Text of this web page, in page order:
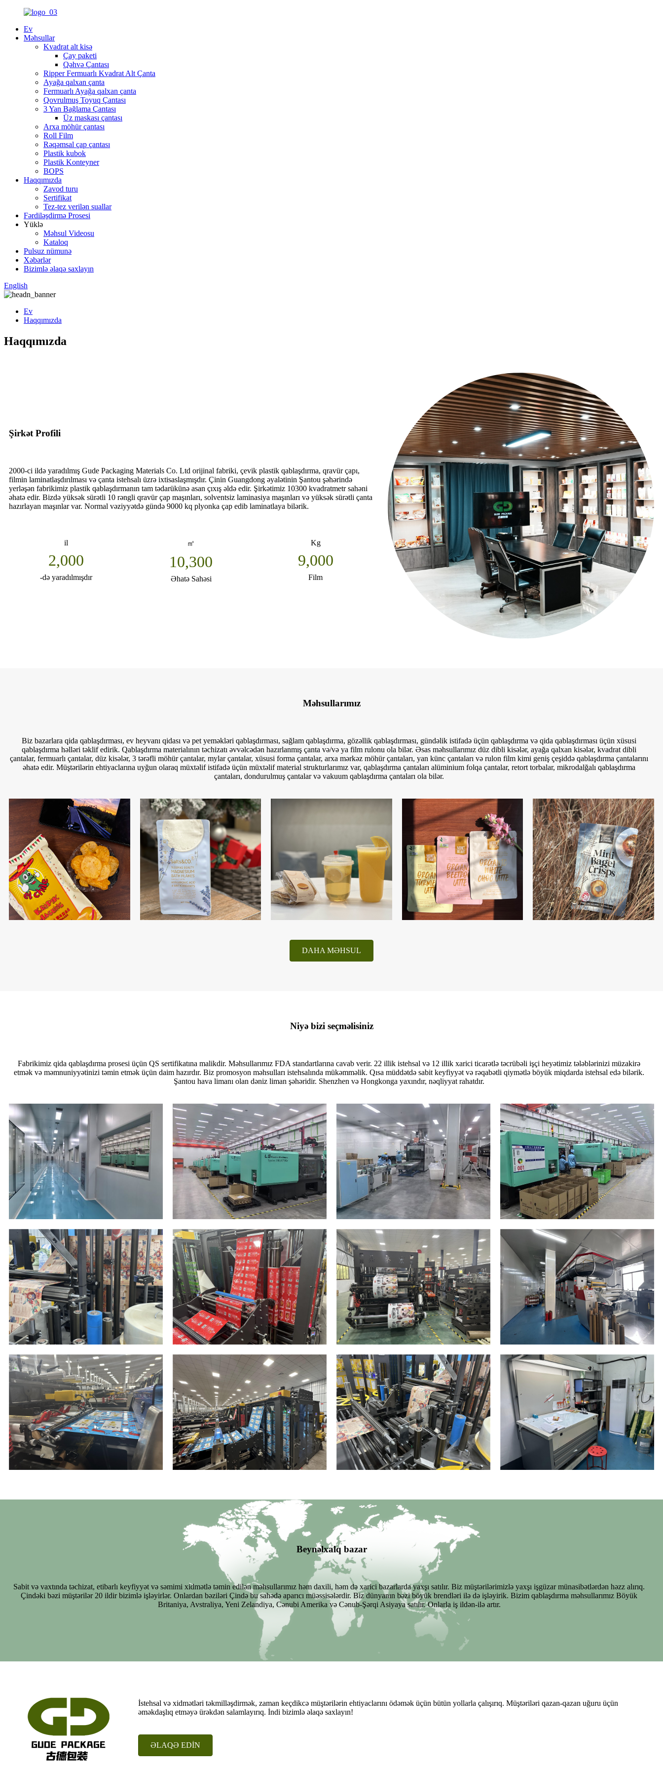
Ev
Məhsullar
Kvadrat alt kisə
Çay paketi
Qəhvə Çantası
Ripper Fermuarlı Kvadrat Alt Çanta
Ayağa qalxan çanta
Fermuarlı Ayağa qalxan çanta
Qovrulmuş Toyuq Çantası
3 Yan Bağlama Çantası
Üz maskası çantası
Arxa möhür çantası
Roll Film
Rəqəmsal çap çantası
Plastik kubok
Plastik Konteyner
BOPS
Haqqımızda
Zavod turu
Sertifikat
Tez-tez verilən suallar
Fərdiləşdirmə Prosesi
Yüklə
Məhsul Videosu
Kataloq
Pulsuz nümunə
Xəbərlər
Bizimlə əlaqə saxlayın
English
Ev
Haqqımızda
Haqqımızda
Şirkət Profili
2000-ci ildə yaradılmış Gude Packaging Materials Co. Ltd orijinal fabriki, çevik plastik qablaşdırma, qravür çapı,
filmin laminatlaşdırılması və çanta istehsalı üzrə ixtisaslaşmışdır. Çinin Guangdong əyalətinin Şantou şəhərində
yerləşən fabrikimiz plastik qablaşdırmanın tam tədarükünə asan çıxış əldə edir. Şirkətimiz 10300 kvadratmetr sahəni
əhatə edir. Bizdə yüksək sürətli 10 rəngli qravür çap maşınları, solventsiz laminasiya maşınları və yüksək sürətli çanta
hazırlayan maşınlar var. Normal vəziyyətdə gündə 9000 kq plyonka çap edib laminatlaya bilərik.
il
2,000
-də yaradılmışdır
㎡
10,300
Əhatə Sahəsi
Kg
9,000
Film
Məhsullarımız
Biz bazarlara qida qablaşdırması, ev heyvanı qidası və pet yeməkləri qablaşdırması, sağlam qablaşdırma, gözəllik qablaşdırması, gündəlik istifadə üçün qablaşdırma və qida qablaşdırması üçün xüsusi
qablaşdırma həlləri təklif edirik. Qablaşdırma materialının təchizatı əvvəlcədən hazırlanmış çanta və/və ya film rulonu ola bilər. Əsas məhsullarımız düz dibli kisələr, ayağa qalxan kisələr, kvadrat dibli
çantalar, fermuarlı çantalar, düz kisələr, 3 tərəfli möhür çantalar, mylar çantalar, xüsusi forma çantalar, arxa mərkəz möhür çantaları, yan künc çantaları və rulon film kimi geniş çeşiddə qablaşdırma çantalarını
əhatə edir. Müştərilərin ehtiyaclarına uyğun olaraq müxtəlif istifadə üçün müxtəlif material strukturlarımız var, qablaşdırma çantaları alüminium folqa çantalar, retort torbalar, mikrodalğalı qablaşdırma
çantaları, dondurulmuş çantalar və vakuum qablaşdırma çantaları ola bilər.
DAHA MƏHSUL
Niyə bizi seçməlisiniz
Fabrikimiz qida qablaşdırma prosesi üçün QS sertifikatına malikdir. Məhsullarımız FDA standartlarına cavab verir. 22 illik istehsal və 12 illik xarici ticarətlə təcrübəli işçi heyətimiz tələblərinizi müzakirə
etmək və məmnuniyyətinizi təmin etmək üçün daim hazırdır. Biz promosyon məhsulları istehsalında mükəmməlik. Qısa müddətdə sabit keyfiyyət və rəqabətli qiymətlə böyük miqdarda istehsal edə bilərik.
Şantou hava limanı olan dəniz liman şəhəridir. Shenzhen və Hongkonga yaxındır, nəqliyyat rahatdır.
Beynəlxalq bazar
Sabit və vaxtında təchizat, etibarlı keyfiyyət və səmimi xidmətlə təmin edilən məhsullarımız həm daxili, həm də xarici bazarlarda yaxşı satılır. Biz müştərilərimizlə yaxşı işgüzar münasibətlərdən həzz alırıq.
Çindəki bəzi müştərilər 20 ildir bizimlə işləyirlər. Onlardan bəziləri Çində bu sahədə aparıcı müəssisələrdir. Biz dünyanın bəzi böyük brendləri ilə də işləyirik. Bizim qablaşdırma məhsullarımız Böyük
Britaniya, Avstraliya, Yeni Zelandiya, Cənubi Amerika və Cənub-Şərqi Asiyaya satılır. Onlarla iş ildən-ilə artır.
İstehsal və xidmətləri təkmilləşdirmək, zaman keçdikcə müştərilərin ehtiyaclarını ödəmək üçün bütün yollarla çalışırıq. Müştəriləri qazan-qazan uğuru üçün
əməkdaşlıq etməyə ürəkdən salamlayırıq. İndi bizimlə əlaqə saxlayın!
ƏLAQƏ EDİN